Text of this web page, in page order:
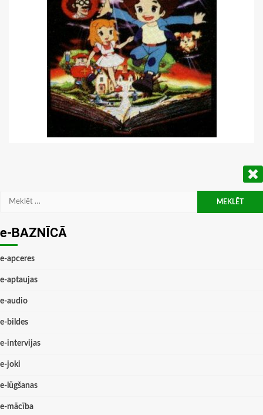
Meklēt:
e-BAZNĪCĀ
e-apceres
e-aptaujas
e-audio
e-bildes
e-intervijas
e-joki
e-lūgšanas
e-mācība